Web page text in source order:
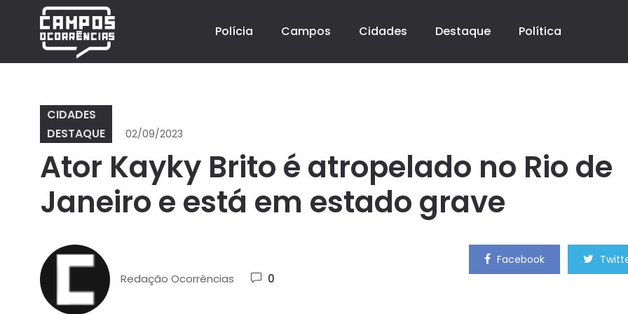
Polícia Campos Cidades Destaque Política
CIDADES
DESTAQUE
02/09/2023
Ator Kayky Brito é atropelado no Rio de
Janeiro e está em estado grave
Redação Ocorrências 0
Facebook